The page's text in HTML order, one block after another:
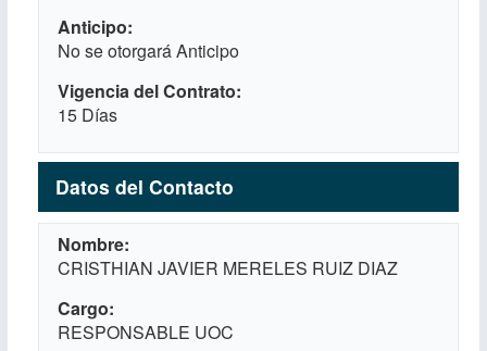
Anticipo
No se otorgará Anticipo
Vigencia del Contrato
15 Días
Datos del Contacto
Nombre
CRISTHIAN JAVIER MERELES RUIZ DIAZ
Cargo
RESPONSABLE UOC